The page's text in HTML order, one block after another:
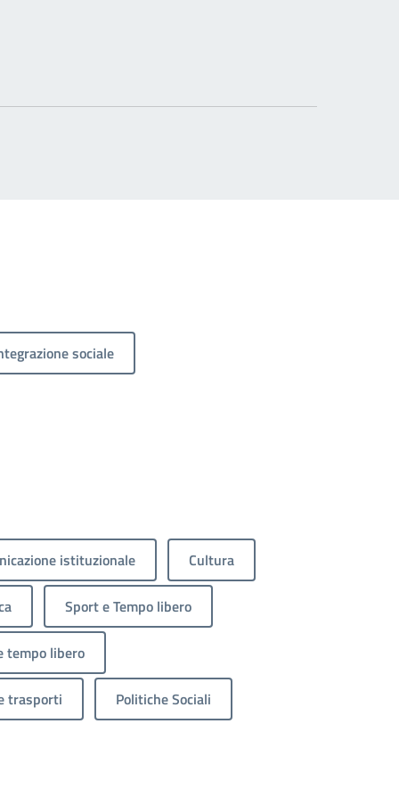
sociale
istituzionale Cultura
Sport e Tempo libero
tempo libero
trasporti Politiche Sociali